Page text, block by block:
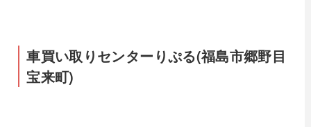
車買い取りセンターりぷる(福島市郷野目
宝来町)